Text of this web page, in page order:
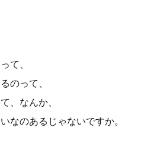
て、
のって、
、なんか、
なのあるじゃないですか。